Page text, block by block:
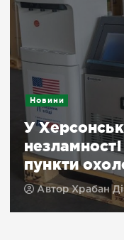
Новини
У
пункти
АвторХрабан